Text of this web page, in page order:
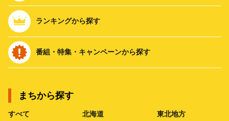
ランキングから探す
番組・特集・キャンペーンから探す
まちから探す
すべて 北海道 東北地方